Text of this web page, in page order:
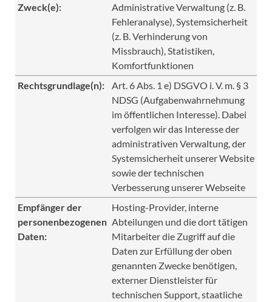
Zweck(e):
Administrative Verwaltung (z. B.
Fehleranalyse), Systemsicherheit
(z. B. Verhinderung von
Missbrauch), Statistiken,
Komfortfunktionen
Rechtsgrundlage(n):
Art. 6 Abs. 1 e) DSGVO i. V. m. § 3
NDSG (Aufgabenwahrnehmung
im öffentlichen Interesse). Dabei
verfolgen wir das Interesse der
administrativen Verwaltung, der
Systemsicherheit unserer Website
sowie der technischen
Verbesserung unserer Webseite
Empfänger der
personenbezogenen
Daten:
Hosting-Provider, interne
Abteilungen und die dort tätigen
Mitarbeiter die Zugriff auf die
Daten zur Erfüllung der oben
genannten Zwecke benötigen,
externer Dienstleister für
technischen Support, staatliche